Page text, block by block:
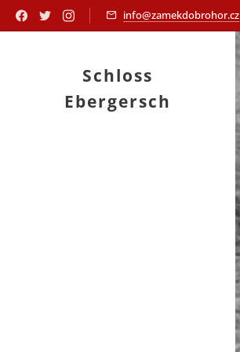
info@zamekdobrohor.cz
Schloss
Ebergersch